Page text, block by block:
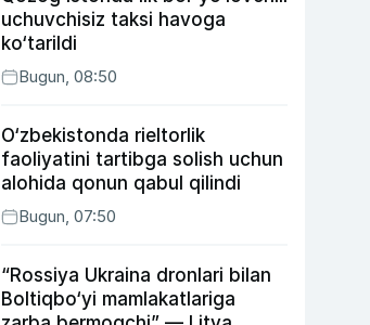
uchuvchisiz taksi havoga
ko‘tarildi
Bugun, 08:50
O‘zbekistonda rieltorlik
faoliyatini tartibga solish uchun
alohida qonun qabul qilindi
Bugun, 07:50
“Rossiya Ukraina dronlari bilan
Boltiqbo‘yi mamlakatlariga